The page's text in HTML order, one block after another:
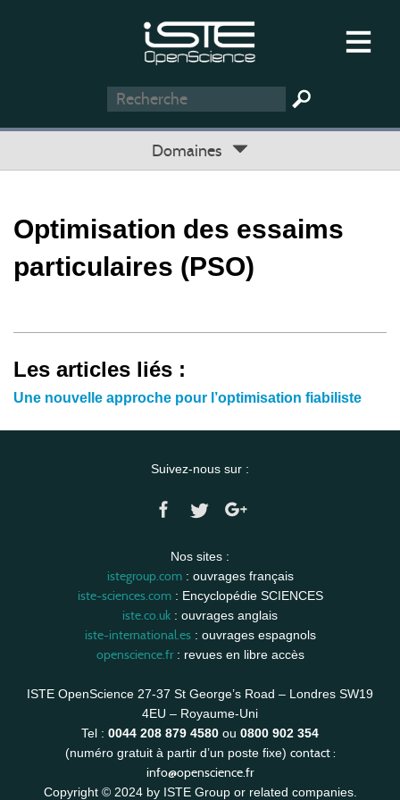
Domaines
Optimisation des essaims
particulaires (PSO)
Les articles liés :
Une nouvelle approche pour l’optimisation fiabiliste
Suivez-nous sur :
Nos sites :
istegroup.com: ouvrages français
iste-sciences.com: Encyclopédie SCIENCES
iste.co.uk : ouvrages anglais
iste-international.es: ouvrages espagnols
openscience.fr: revues en libre accès
ISTE OpenScience 27-37 St George’s Road – Londres SW19
4EU – Royaume-Uni
Tel : 0044 208 879 4580 ou 0800 902 354
(numéro gratuit à partir d’un poste fixe) contact :
info@openscience.fr
Copyright © 2024 by ISTE Group or related companies.